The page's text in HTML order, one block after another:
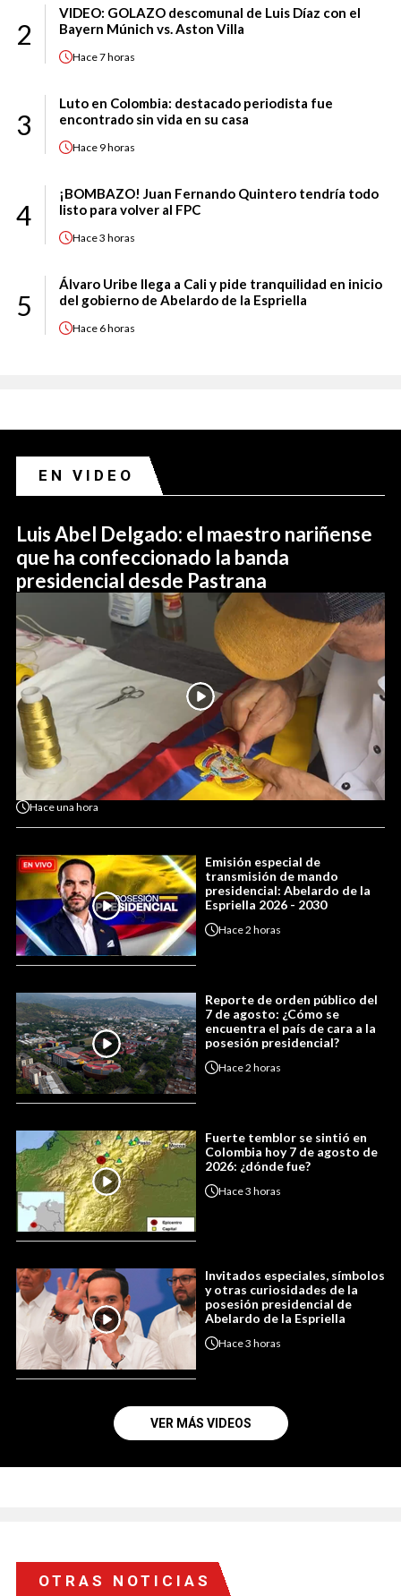
2
VIDEO: GOLAZO descomunal de Luis Díaz con el
Bayern Múnich vs. Aston Villa
Hace7 horas
3
Luto en Colombia: destacado periodista fue
encontrado sin vida en su casa
Hace 9 horas
4
¡BOMBAZO! Juan Fernando Quintero tendría todo
listo para volver al FPC
Hace3 horas
5
Álvaro Uribe llega a Cali y pide tranquilidad en inicio
del gobierno de Abelardo de la Espriella
Hace 6 horas
EN VIDEO
Luis Abel Delgado: el maestro nariñense
que ha confeccionado la banda
presidencial desde Pastrana
Haceuna hora
Emisión especial de
transmisión de mando
presidencial: Abelardo de la
Espriella 2026 - 2030
Hace2 horas
Reporte de orden público del
7 de agosto: ¿Cómo se
encuentra el país de cara a la
posesión presidencial?
Hace2 horas
Fuerte temblor se sintió en
Colombia hoy 7 de agosto de
2026: ¿dónde fue?
Hace3 horas
Invitados especiales, símbolos
y otras curiosidades de la
posesión presidencial de
Abelardo de la Espriella
Hace3 horas
VER MÁS VIDEOS
OTRAS NOTICIAS